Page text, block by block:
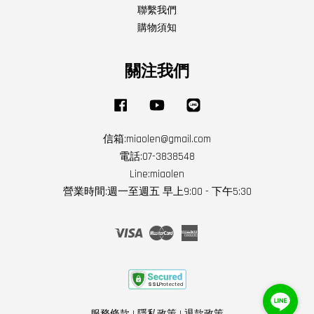
聯繫我們
購物須知
關注我們
Facebook YouTube
信箱:miaolen@gmail.com
電話:07-3838548
Line:miaolen
營業時間:週一至週五 早上9:00 - 下午5:30
Visa Master